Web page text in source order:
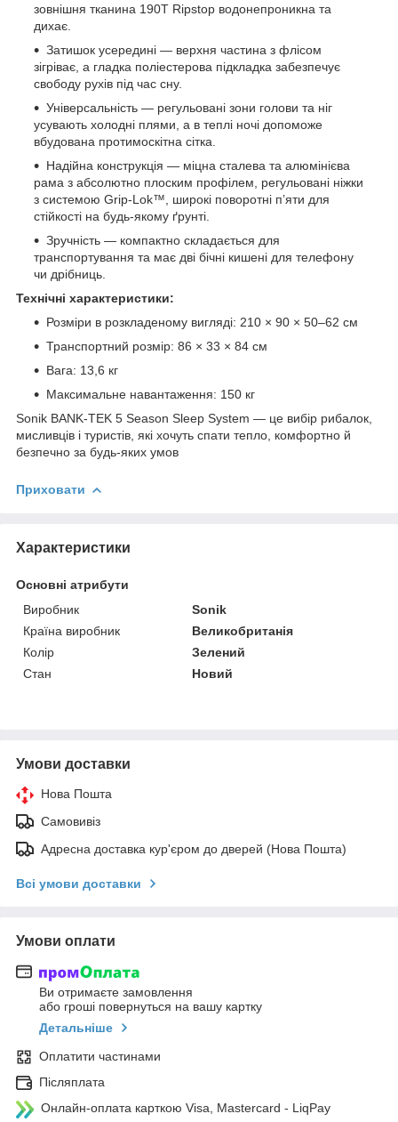
зовнішня тканина 190T Ripstop водонепроникна та
дихає.
Затишок усередині — верхня частина з флісом
зігріває, а гладка поліестерова підкладка забезпечує
свободу рухів під час сну.
Універсальність — регульовані зони голови та ніг
усувають холодні плями, а в теплі ночі допоможе
вбудована протимоскітна сітка.
Надійна конструкція — міцна сталева та алюмінієва
рама з абсолютно плоским профілем, регульовані ніжки
з системою Grip-Lok™, широкі поворотні п’яти для
стійкості на будь-якому ґрунті.
Зручність — компактно складається для
транспортування та має дві бічні кишені для телефону
чи дрібниць.
Технічні характеристики:
Розміри в розкладеному вигляді: 210 × 90 × 50–62 см
Транспортний розмір: 86 × 33 × 84 см
Вага: 13,6 кг
Максимальне навантаження: 150 кг
Sonik BANK-TEK 5 Season Sleep System — це вибір рибалок,
мисливців і туристів, які хочуть спати тепло, комфортно й
безпечно за будь-яких умов
Приховати
Характеристики
Основні атрибути
Виробник
Sonik
Країна виробник
Великобританія
Колір
Зелений
Стан
Новий
Умови доставки
Нова Пошта
Самовивіз
Адресна доставка кур'єром до дверей (Нова Пошта)
Всі умови доставки
Умови оплати
Ви отримаєте замовлення
або гроші повернуться на вашу картку
Детальніше
Оплатити частинами
Післяплата
Онлайн-оплата карткою Visa, Mastercard - LiqPay